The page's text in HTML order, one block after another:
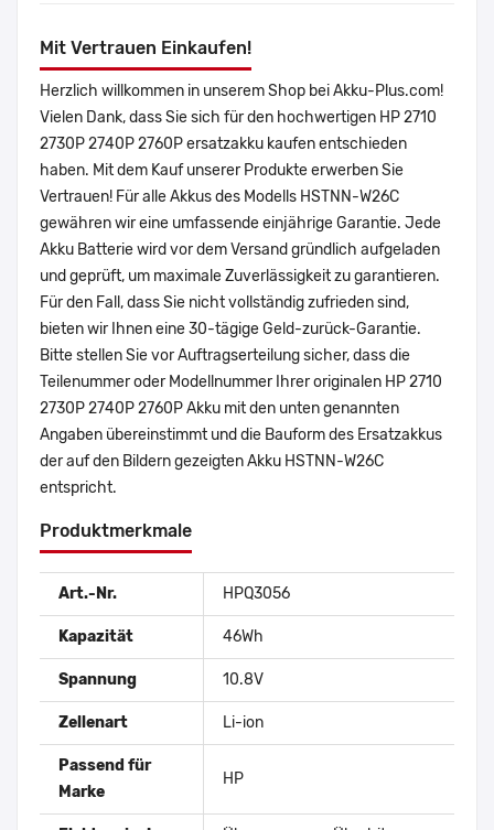
Mit Vertrauen Einkaufen!
Herzlich willkommen in unserem Shop bei Akku-Plus.com!
Vielen Dank, dass Sie sich für den hochwertigen HP 2710
2730P 2740P 2760P ersatzakku kaufen entschieden
haben. Mit dem Kauf unserer Produkte erwerben Sie
Vertrauen! Für alle Akkus des Modells HSTNN-W26C
gewähren wir eine umfassende einjährige Garantie. Jede
Akku Batterie wird vor dem Versand gründlich aufgeladen
und geprüft, um maximale Zuverlässigkeit zu garantieren.
Für den Fall, dass Sie nicht vollständig zufrieden sind,
bieten wir Ihnen eine 30-tägige Geld-zurück-Garantie.
Bitte stellen Sie vor Auftragserteilung sicher, dass die
Teilenummer oder Modellnummer Ihrer originalen HP 2710
2730P 2740P 2760P Akku mit den unten genannten
Angaben übereinstimmt und die Bauform des Ersatzakkus
der auf den Bildern gezeigten Akku HSTNN-W26C
entspricht.
Produktmerkmale
Art.-Nr. HPQ3056
Kapazität 46Wh
Spannung 10.8V
Zellenart Li-ion
Passend für
Marke
HP